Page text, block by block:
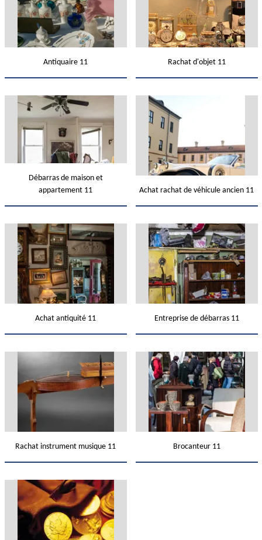
Antiquaire 11 Rachat d'objet 11
Débarras de maison et
appartement 11
Achat rachat de véhicule ancien 11
Achat antiquité 11 Entreprise de débarras 11
Rachat instrument musique 11 Brocanteur 11